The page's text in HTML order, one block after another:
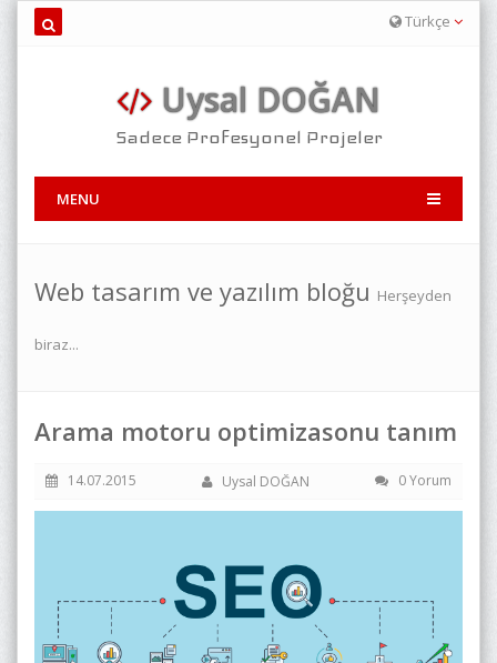
Türkçe
Uysal DOĞAN
Sadece Profesyonel Projeler
MENU
Web tasarım ve yazılım bloğu Herşeyden
biraz...
Arama motoru optimizasonu tanım
14.07.2015 Uysal DOĞAN 0 Yorum